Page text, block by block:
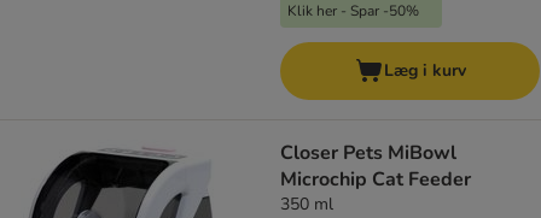
Klik her - Spar -50%
Læg i kurv
Closer Pets MiBowl
Microchip Cat Feeder
350 ml